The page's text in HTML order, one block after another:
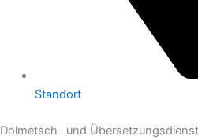
Standort
Dolmetsch- und